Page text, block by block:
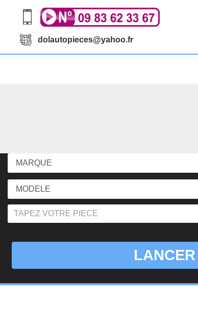
dolautopieces@yahoo.fr